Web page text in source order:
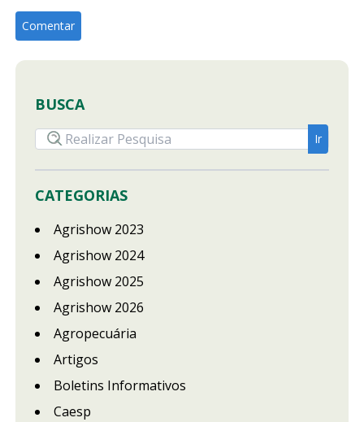
BUSCA
CATEGORIAS
Agrishow 2023
Agrishow 2024
Agrishow 2025
Agrishow 2026
Agropecuária
Artigos
Boletins Informativos
Caesp